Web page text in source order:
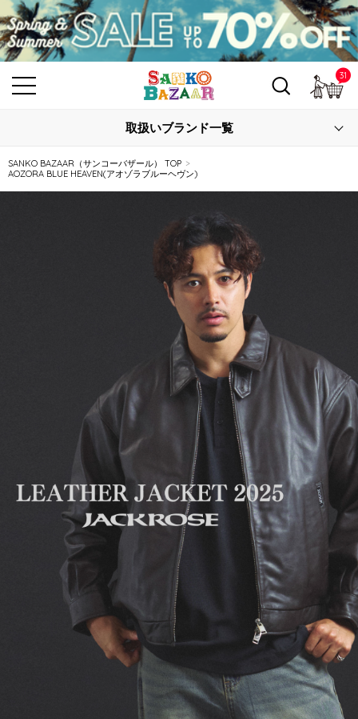
31カ
取扱いブランド一覧
SANKO BAZAAR（サンコーバザール） TOP
AOZORA BLUE HEAVEN(アオゾラブルーヘヴン)